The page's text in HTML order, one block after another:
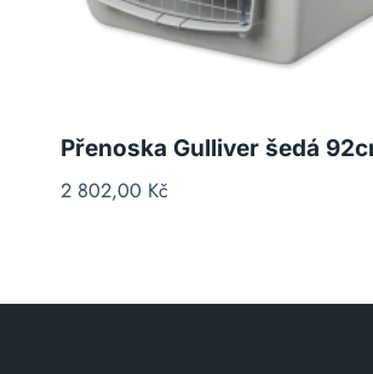
Přenoska Gulliver šedá
2 802,00 Kč